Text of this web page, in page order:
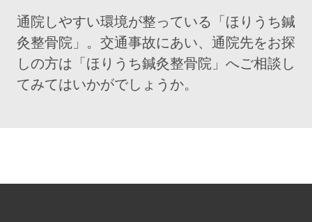
通院しやすい環境が整っている「ほりうち鍼
灸整骨院」。交通事故にあい、通院先をお探
しの方は「ほりうち鍼灸整骨院」へご相談し
てみてはいかがでしょうか。